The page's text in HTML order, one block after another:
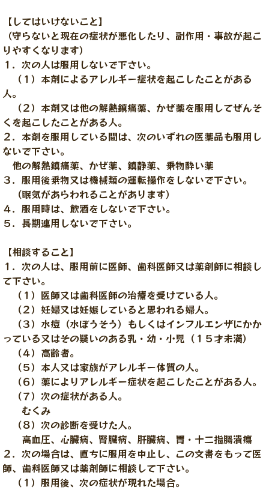
【してはいけないこと】
（守らないと現在の症状が悪化したり、副作用・事故が起こ
りやすくなります）
１．次の人は服用しないで下さい。
（１）本剤によるアレルギー症状を起こしたことがある
人。
（２）本剤又は他の解熱鎮痛薬、かぜ薬を服用してぜんそ
くを起こしたことがある人。
２．本剤を服用している間は、次のいずれの医薬品も服用し
ないで下さい。
他の解熱鎮痛薬、かぜ薬、鎮静薬、乗物酔い薬
３．服用後乗物又は機械類の運転操作をしないで下さい。
（眠気があらわれることがあります）
４．服用時は、飲酒をしないで下さい。
５．長期連用しないで下さい。
【相談すること】
１．次の人は、服用前に医師、歯科医師又は薬剤師に相談し
て下さい。
（１）医師又は歯科医師の治療を受けている人。
（２）妊婦又は妊娠していると思われる婦人。
（３）水痘（水ぼうそう）もしくはインフルエンザにかか
っている又はその疑いのある乳・幼・小児（１５才未満）
（４）高齢者。
（５）本人又は家族がアレルギー体質の人。
（６）薬によりアレルギー症状を起こしたことがある人。
（７）次の症状がある人。
むくみ
（８）次の診断を受けた人。
高血圧、心臓病、腎臓病、肝臓病、胃・十二指腸潰瘍
２．次の場合は、直ちに服用を中止し、この文書をもって医
師、歯科医師又は薬剤師に相談して下さい。
（１）服用後、次の症状が現れた場合。